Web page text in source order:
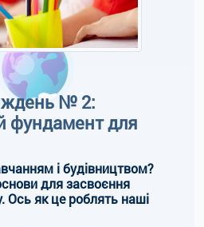
№ 2:
фундамент для
і будівництвом?
для засвоєння
Ось як це роблять наші